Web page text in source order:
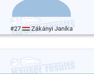
#27 Zákányi Janika